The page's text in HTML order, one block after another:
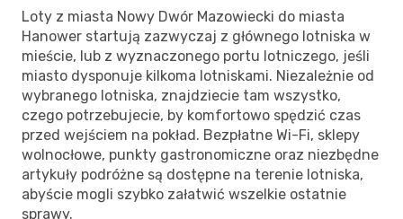
Loty z miasta Nowy Dwór Mazowiecki do miasta
Hanower startują zazwyczaj z głównego lotniska w
mieście, lub z wyznaczonego portu lotniczego, jeśli
miasto dysponuje kilkoma lotniskami. Niezależnie od
wybranego lotniska, znajdziecie tam wszystko,
czego potrzebujecie, by komfortowo spędzić czas
przed wejściem na pokład. Bezpłatne Wi-Fi, sklepy
wolnocłowe, punkty gastronomiczne oraz niezbędne
artykuły podróżne są dostępne na terenie lotniska,
abyście mogli szybko załatwić wszelkie ostatnie
sprawy.